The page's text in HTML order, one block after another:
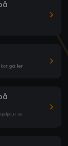
gäller
spelpaus.se